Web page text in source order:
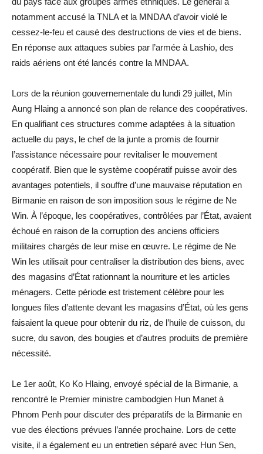
notamment accusé la TNLA et la MNDAA d’avoir violé le
cessez-le-feu et causé des destructions de vies et de biens.
En réponse aux attaques subies par l’armée à Lashio, des
raids aériens ont été lancés contre la MNDAA.
Lors de la réunion gouvernementale du lundi 29 juillet, Min
Aung Hlaing a annoncé son plan de relance des coopératives.
En qualifiant ces structures comme adaptées à la situation
actuelle du pays, le chef de la junte a promis de fournir
l’assistance nécessaire pour revitaliser le mouvement
coopératif. Bien que le système coopératif puisse avoir des
avantages potentiels, il souffre d’une mauvaise réputation en
Birmanie en raison de son imposition sous le régime de Ne
Win. À l’époque, les coopératives, contrôlées par l’État, avaient
échoué en raison de la corruption des anciens officiers
militaires chargés de leur mise en œuvre. Le régime de Ne
Win les utilisait pour centraliser la distribution des biens, avec
des magasins d’État rationnant la nourriture et les articles
ménagers. Cette période est tristement célèbre pour les
longues files d’attente devant les magasins d’État, où les gens
faisaient la queue pour obtenir du riz, de l’huile de cuisson, du
sucre, du savon, des bougies et d’autres produits de première
nécessité.
Le 1er août, Ko Ko Hlaing, envoyé spécial de la Birmanie, a
rencontré le Premier ministre cambodgien Hun Manet à
Phnom Penh pour discuter des préparatifs de la Birmanie en
vue des élections prévues l’année prochaine. Lors de cette
visite, il a également eu un entretien séparé avec Hun Sen,